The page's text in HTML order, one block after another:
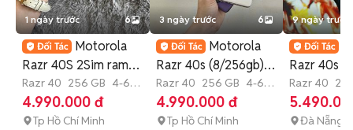
1 ngày trước 6
Motorola
Razr 40S 2Sim ram
8/256GB. Màu Xám
Razr 40 256 GB 4-6
tháng
4.990.000 đ
Tp Hồ Chí Minh
3 ngày trước 6
Motorola
Razr 40s (8/256gb)
nguyên zin | trả góp
Razr 40 256 GB 4-6
tháng
4.990.000 đ
Tp Hồ Chí Minh
9 ngày trước
Razr 40s
Mới 99%
Razr 40
bảo hành
Đà Nẵng